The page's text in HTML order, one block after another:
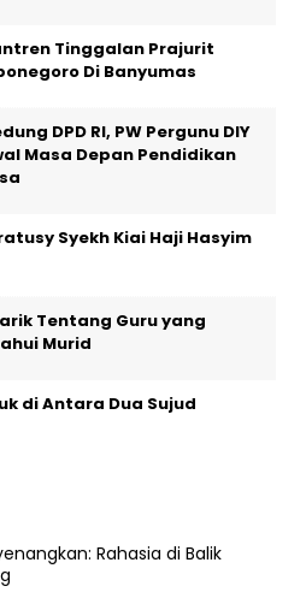
Tinggalan Prajurit
Di Banyumas
DPD RI, PW Pergunu DIY
Masa Depan Pendidikan
Syekh Kiai Haji Hasyim
Tentang Guru yang
Murid
di Antara Dua Sujud